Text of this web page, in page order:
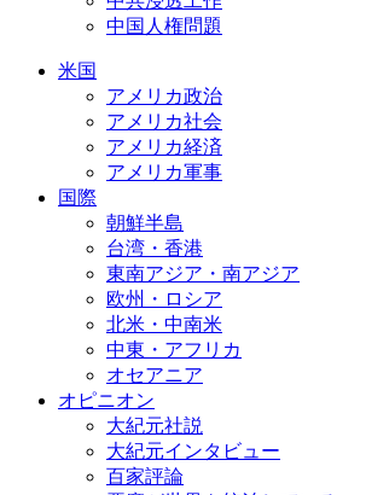
中国人権問題
米国
アメリカ政治
アメリカ社会
アメリカ経済
アメリカ軍事
国際
朝鮮半島
台湾・香港
東南アジア・南アジア
欧州・ロシア
北米・中南米
中東・アフリカ
オセアニア
オピニオン
大紀元社説
大紀元インタビュー
百家評論